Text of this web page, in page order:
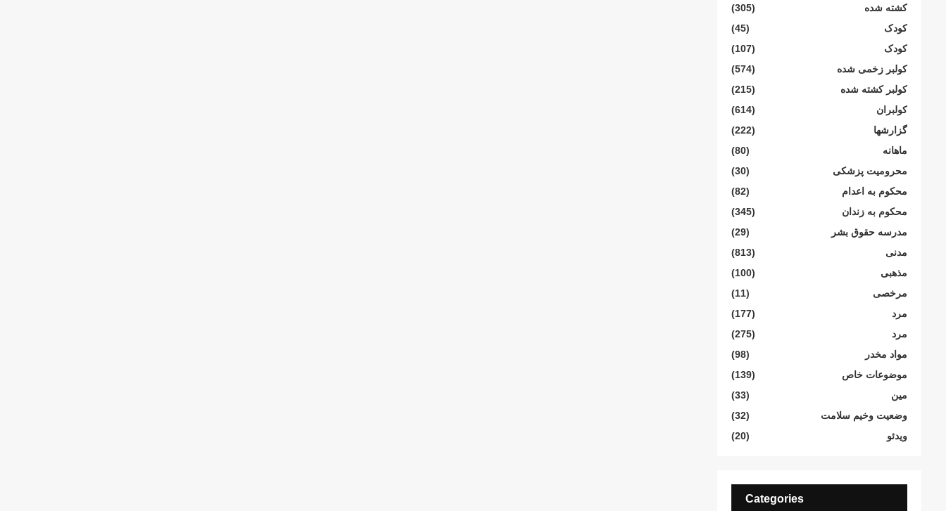
کشته شده
(305)
کودک
(45)
کودک
(107)
کولبر زخمی شدە
(574)
کولبر کشتە شدە
(215)
کولبران
(614)
گزارشها
(222)
ماهانە
(80)
محرومیت پزشکی
(30)
محکوم بە اعدام
(82)
محکوم بە زندان
(345)
مدرسە حقوق بشر
(29)
مدنی
(813)
مذهبی
(100)
مرخصی
(11)
مرد
(177)
مرد
(275)
مواد مخدر
(98)
موضوعات خاص
(139)
مین
(33)
وضعیت وخیم سلامت
(32)
ویدئو
(20)
Categories